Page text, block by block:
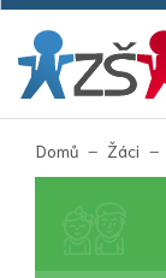
Domů Žáci